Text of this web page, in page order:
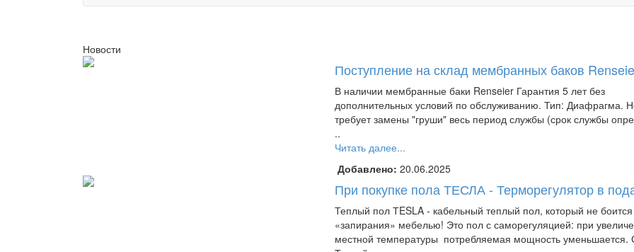
Новости
Поступление на склад мембранных баков
В наличии мембранные баки Renseier Гарантия 5 лет без
дополнительных условий по обслуживанию. Тип: Диафрагма.
требует замены "груши" весь период службы (срок службы
..
Читать далее...
Добавлено: 20.06.2025
При покупке пола ТЕСЛА - Терморегулятор в
Теплый пол ТESLA - кабельный теплый пол, который не боится
«запирания» мебелью! Это пол с саморегуляцией: при
местной температуры потребляемая мощность уменьшается.